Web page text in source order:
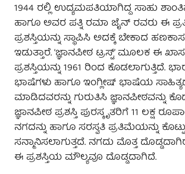
1944 ರಲ್ಲಿ ಉದ್ಯಮಪತಿಯಾಗಿದ್ದ ಸಾಹು
ಹಾಗೂ ಅವರ ಪತ್ನಿ ರಮಾ ಜೈನ್ ರವರು ಈ
ಪ್ರಶಸ್ತಿಯನ್ನು ಸ್ಥಾಪಿಸಿ ಅದಕ್ಕೆ ಬೇಕಾದ
ಇಡುತ್ತಾರೆ. ‘ಜ್ಞಾನಪೀಠ ಟ್ರಸ್ಟ್’ ಮೂಲಕ ಈ
ಪ್ರಶಸ್ತಿಯನ್ನು 1961 ರಿಂದ ಕೊಡಲಾಗುತ್ತಿದೆ.
ಭಾಷೆಗಳು ಹಾಗೂ ಇಂಗ್ಲೀಷ್ ಭಾಷೆಯ
ಮಾಡಿದವರನ್ನು ಗುರುತಿಸಿ ಜ್ಞಾನಪೀಠವನ್ನು
ಜ್ಞಾನಪೀಠ ಪ್ರಶಸ್ತಿ ಪುರಸ್ಕೃತರಿಗೆ 11 ಲಕ್ಷ
ನಗದನ್ನು ಹಾಗೂ ಸರಸ್ವತಿ ಪ್ರತಿಮೆಯನ್ನು ಕೊಟ್ಟು
ಸನ್ಮಾನಿಸಲಾಗುತ್ತದೆ.‌ ನಗದು ಮೊತ್ತ
ಈ ಪ್ರಶಸ್ತಿಯ ಮೌಲ್ಯವೂ ದೊಡ್ಡದಾಗಿದೆ.